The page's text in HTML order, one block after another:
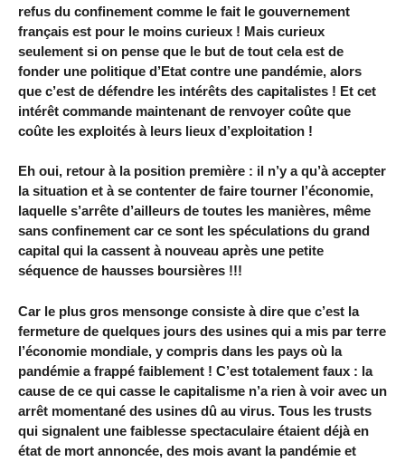
refus du confinement comme le fait le gouvernement
français est pour le moins curieux ! Mais curieux
seulement si on pense que le but de tout cela est de
fonder une politique d’Etat contre une pandémie, alors
que c’est de défendre les intérêts des capitalistes ! Et cet
intérêt commande maintenant de renvoyer coûte que
coûte les exploités à leurs lieux d’exploitation !
Eh oui, retour à la position première : il n’y a qu’à accepter
la situation et à se contenter de faire tourner l’économie,
laquelle s’arrête d’ailleurs de toutes les manières, même
sans confinement car ce sont les spéculations du grand
capital qui la cassent à nouveau après une petite
séquence de hausses boursières !!!
Car le plus gros mensonge consiste à dire que c’est la
fermeture de quelques jours des usines qui a mis par terre
l’économie mondiale, y compris dans les pays où la
pandémie a frappé faiblement ! C’est totalement faux : la
cause de ce qui casse le capitalisme n’a rien à voir avec un
arrêt momentané des usines dû au virus. Tous les trusts
qui signalent une faiblesse spectaculaire étaient déjà en
état de mort annoncée, des mois avant la pandémie et